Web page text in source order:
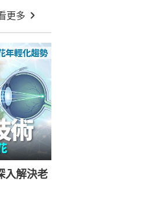
更多
入解決老